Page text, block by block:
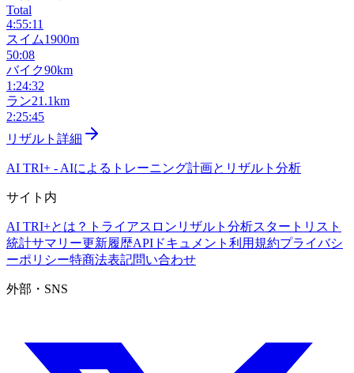
Total
4:55:11
スイム1900m
50:08
バイク90km
1:24:32
ラン21.1km
2:25:45
リザルト詳細
AI TRI+ - AIによるトレーニング計画とリザルト分析
サイト内
AI TRI+とは？ トライアスロンリザルト分析スタートリスト
統計サマリー更新履歴APIドキュメント 利用規約プライバシ
ーポリシー特商法表記問い合わせ
外部・SNS